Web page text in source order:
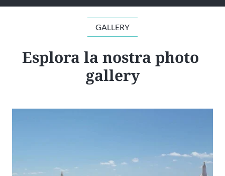
GALLERY
Esplora la nostra photo
gallery